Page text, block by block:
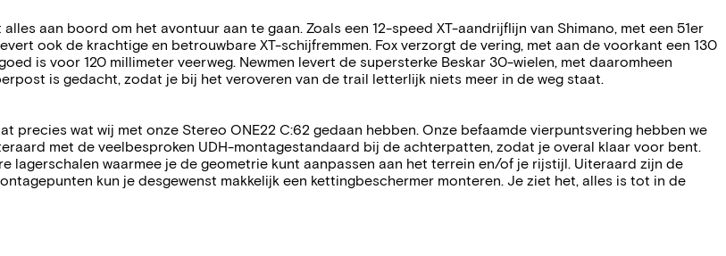
aan boord om het avontuur aan te gaan. Zoals een 12-speed XT-aandrijflijn van Shimano, met een 51er
ook de krachtige en betrouwbare XT-schijfremmen. Fox verzorgt de vering, met aan de voorkant een 130
is voor 120 millimeter veerweg. Newmen levert de supersterke Beskar 30-wielen, met daaromheen
is gedacht, zodat je bij het veroveren van de trail letterlijk niets meer in de weg staat.
precies wat wij met onze Stereo ONE22 C:62 gedaan hebben. Onze befaamde vierpuntsvering hebben we
met de veelbesproken UDH-montagestandaard bij de achterpatten, zodat je overal klaar voor bent.
lagerschalen waarmee je de geometrie kunt aanpassen aan het terrein en/of je rijstijl. Uiteraard zijn de
kun je desgewenst makkelijk een kettingbeschermer monteren. Je ziet het, alles is tot in de